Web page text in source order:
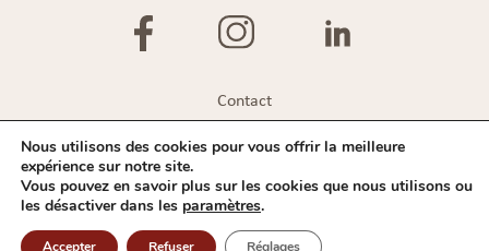
Contact
Mentions légales
Politique de confidentialité
Nous utilisons des cookies pour vous offrir la meilleure
expérience sur notre site.
Vous pouvez en savoir plus sur les cookies que nous utilisons ou
les désactiver dans les paramètres.
Accepter Refuser Réglages